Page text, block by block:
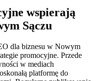
wspierają
Sączu
dla biznesu w Nowym
promocyjne. Przede
w mediach
platformę do